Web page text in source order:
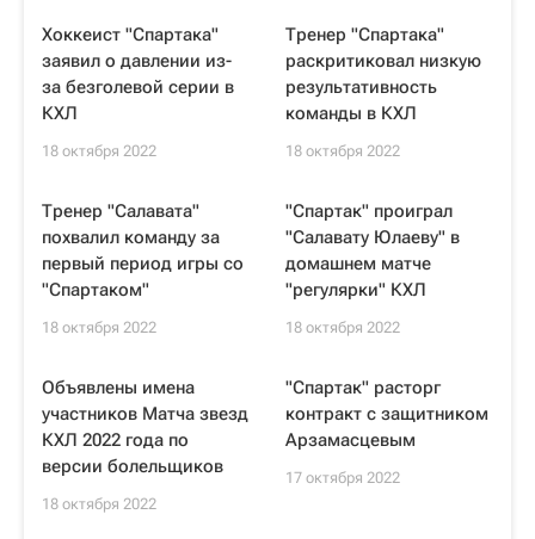
Хоккеист "Спартака"
заявил о давлении из-
за безголевой серии в
КХЛ
18 октября 2022
Тренер "Спартака"
раскритиковал низкую
результативность
команды в КХЛ
18 октября 2022
Тренер "Салавата"
похвалил команду за
первый период игры со
"Спартаком"
18 октября 2022
"Спартак" проиграл
"Салавату Юлаеву" в
домашнем матче
"регулярки" КХЛ
18 октября 2022
Объявлены имена
участников Матча звезд
КХЛ 2022 года по
версии болельщиков
18 октября 2022
"Спартак" расторг
контракт с защитником
Арзамасцевым
17 октября 2022